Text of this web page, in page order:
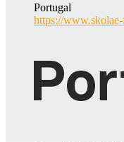
Portugal
https://